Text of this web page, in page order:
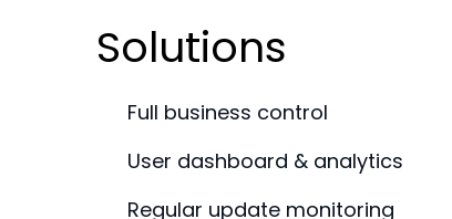
Solutions
Full business control
User dashboard & analytics
Regular update monitoring